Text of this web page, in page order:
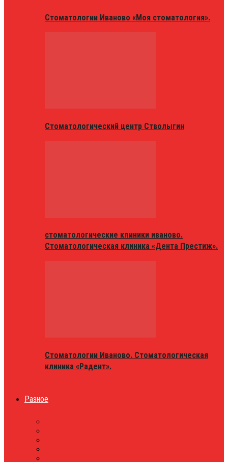
Стоматологии Иваново «Моя стоматология».
Стоматологический центр Стволыгин
стоматологические клиники иваново.
Стоматологическая клиника «Дента Престиж».
Стоматологии Иваново. Стоматологическая
клиника «Радент».
Разное